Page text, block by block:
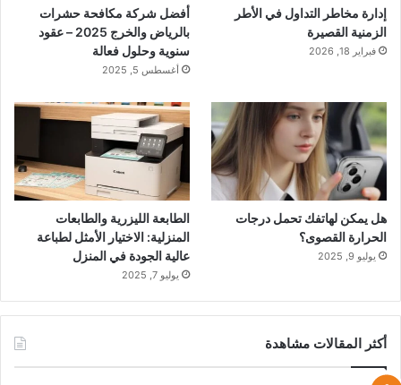
إدارة مخاطر التداول في الأطر
الزمنية القصيرة
فبراير 18, 2026
أفضل شركة مكافحة حشرات
بالرياض والخرج 2025 – عقود
سنوية وحلول فعالة
أغسطس 5, 2025
هل يمكن لهاتفك تحمل درجات
الحرارة القصوى؟
يوليو 9, 2025
الطابعة الليزرية والطابعات
المنزلية: الاختيار الأمثل لطباعة
عالية الجودة في المنزل
يوليو 7, 2025
أكثر المقالات مشاهدة